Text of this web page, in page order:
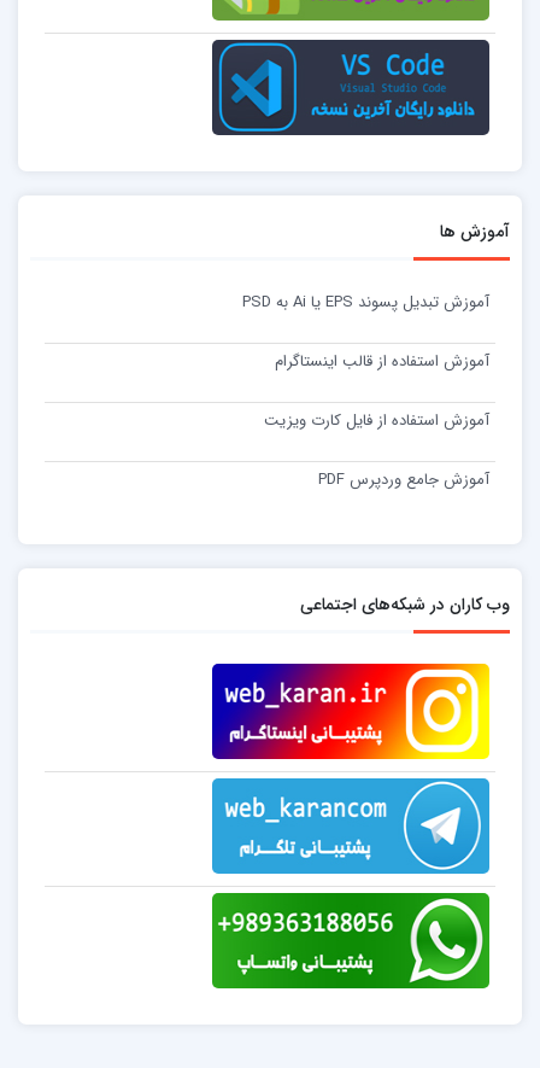
آموزش ها
آموزش تبدیل پسوند EPS یا Ai به PSD
آموزش استفاده از قالب اینستاگرام
آموزش استفاده از فایل کارت ویزیت
آموزش جامع وردپرس PDF
وب کاران در شبکه‌های اجتماعی